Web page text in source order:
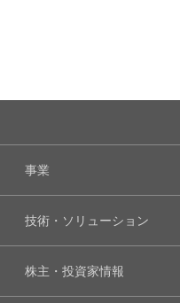
事業
技術・ソリューション
株主・投資家情報